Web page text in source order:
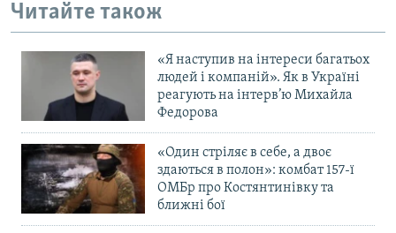
Читайте також
«Я наступив на інтереси багатьох
людей і компаній». Як в Україні
реагують на інтерв’ю Михайла
Федорова
«Один стріляє в себе, а двоє
здаються в полон»: комбат 157-ї
ОМБр про Костянтинівку та
ближні бої